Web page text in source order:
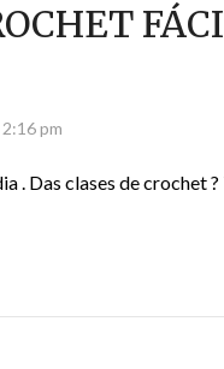
pm
. Das clases de crochet